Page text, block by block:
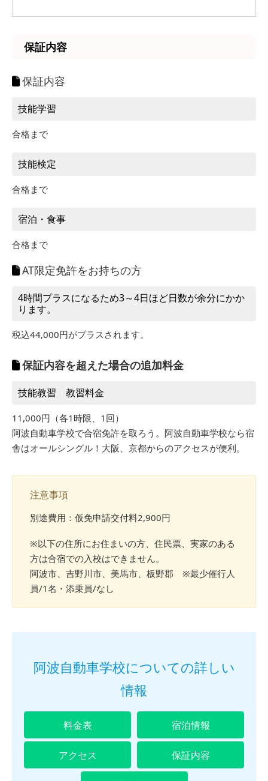
保証内容
保証内容
技能学習
合格まで
技能検定
合格まで
宿泊・食事
合格まで
AT限定免許をお持ちの方
4時間プラスになるため3～4日ほど日数が余分にかか
ります。
税込44,000円がプラスされます。
保証内容を超えた場合の追加料金
技能教習 教習料金
11,000円（各1時限、1回）
阿波自動車学校で合宿免許を取ろう。阿波自動車学校なら宿
舎はオールシングル！大阪、京都からのアクセスが便利。
注意事項
別途費用：仮免申請交付料2,900円
※以下の住所にお住まいの方、住民票、実家のある
方は合宿での入校はできません。
阿波市、吉野川市、美馬市、板野郡 ※最少催行人
員/1名・添乗員/なし
阿波自動車学校についての詳しい
情報
料金表 宿泊情報
アクセス 保証内容